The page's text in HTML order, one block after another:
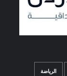
الرياضة